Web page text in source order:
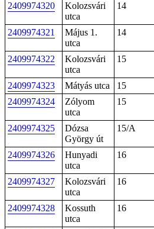
2409974320
Kolozsvári
utca
14
2409974321
Május 1.
utca
14
2409974322
Kolozsvári
utca
15
2409974323 Mátyás utca 15
2409974324
Zólyom
utca
15
2409974325
Dózsa
György út
15/A
2409974326
Hunyadi
utca
16
2409974327
Kolozsvári
utca
16
2409974328
Kossuth
utca
16